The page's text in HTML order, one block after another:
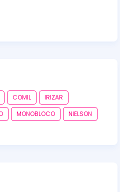
COMIL
IRIZAR
MONOBLOCO
NIELSON